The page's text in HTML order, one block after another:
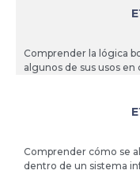
Comprender la lógica
algunos de sus usos
Comprender cómo se
dentro de un sistema